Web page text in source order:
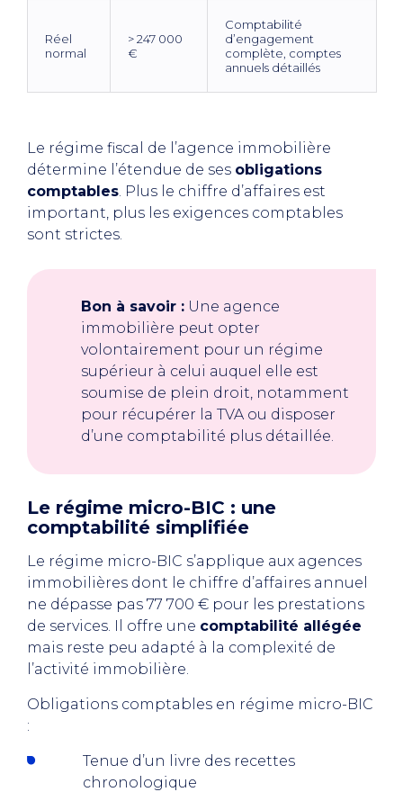
Réel
normal
> 247 000
€
Comptabilité
d’engagement
complète, comptes
annuels détaillés
Le régime fiscal de l’agence immobilière
détermine l’étendue de ses obligations
comptables. Plus le chiffre d’affaires est
important, plus les exigences comptables
sont strictes.
Bon à savoir : Une agence
immobilière peut opter
volontairement pour un régime
supérieur à celui auquel elle est
soumise de plein droit, notamment
pour récupérer la TVA ou disposer
d’une comptabilité plus détaillée.
Le régime micro-BIC : une
comptabilité simplifiée
Le régime micro-BIC s’applique aux agences
immobilières dont le chiffre d’affaires annuel
ne dépasse pas 77 700 € pour les prestations
de services. Il offre une comptabilité allégée
mais reste peu adapté à la complexité de
l’activité immobilière.
Obligations comptables en régime micro-BIC
:
Tenue d’un livre des recettes
chronologique